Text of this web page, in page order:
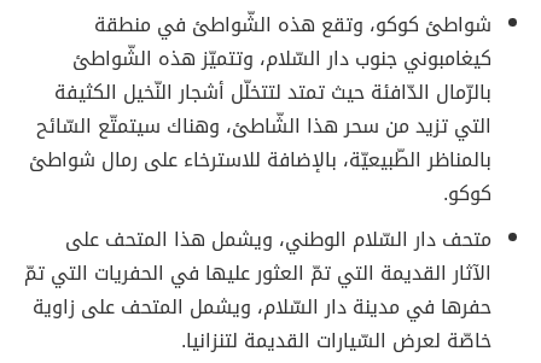
شواطئ كوكو، وتقع هذه الشّواطئ في منطقة
كيغامبوني جنوب دار السّلام، وتتميّز هذه الشّواطئ
بالرّمال الدّافئة حيث تمتد لتتخلّل أشجار النّخيل الكثيفة
التي تزيد من سحر هذا الشّاطئ، وهناك سيتمتّع السّائح
بالمناظر الطّبيعيّة، بالإضافة للاسترخاء على رمال شواطئ
كوكو.
متحف دار السّلام الوطني، ويشمل هذا المتحف على
الآثار القديمة التي تمّ العثور عليها في الحفريات التي تمّ
حفرها في مدينة دار السّلام، ويشمل المتحف على زاوية
خاصّة لعرض السّيارات القديمة لتنزانيا.